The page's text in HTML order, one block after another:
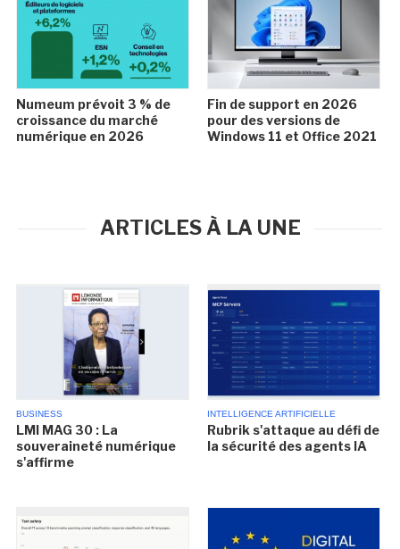
Numeum prévoit 3 % de
croissance du marché
numérique en 2026
Fin de support en 2026
pour des versions de
Windows 11 et Office 2021
ARTICLES À LA UNE
BUSINESS
LMI MAG 30 : La
souveraineté numérique
s'affirme
INTELLIGENCE ARTIFICIELLE
Rubrik s'attaque au défi de
la sécurité des agents IA